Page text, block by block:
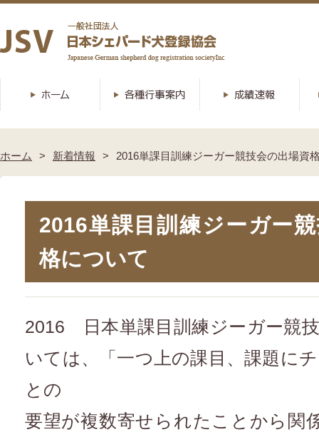
ホーム 新着情報 2016単課目訓練ジーガー競技会の出場資
2016単課目訓練ジーガー
格について
2016 日本単課目訓練ジーガー競
いては、「一つ上の課目、課題に
との
要望が複数寄せられたことから関